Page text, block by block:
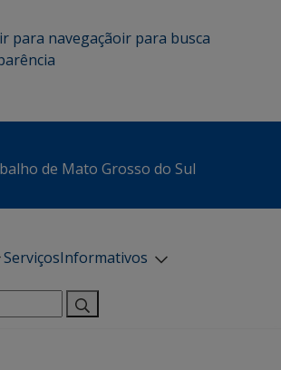
ir para navegaçãoir para busca
de Mato Grosso do Sul
ServiçosInformativos